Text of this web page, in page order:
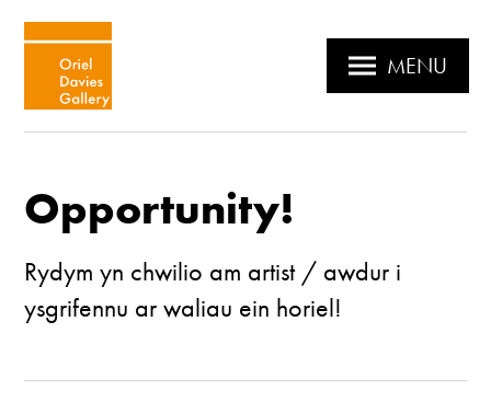
MENU
Opportunity!
Rydym yn chwilio am artist / awdur i
ysgrifennu ar waliau ein horiel!